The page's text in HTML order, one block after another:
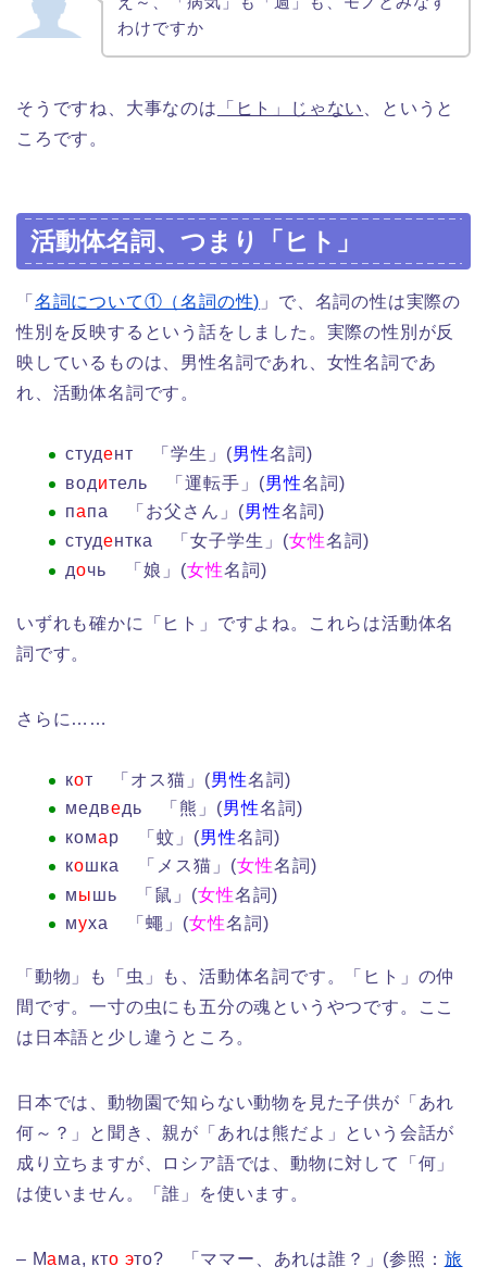
わけですか
そうですね、大事なのは 「ヒト」じゃない
、というと
ころです。
活動体名詞、つまり「ヒト」
「 名詞について①（名詞の性) 」で、名詞の性は実際の
性別を反映するという話をしました。実際の性別が反
映しているものは、男性名詞であれ、女性名詞であ
れ、活動体名詞です。
студент 「学生」(男性名詞)
водитель 「運転手」(男性名詞)
папа 「お父さん」(男性名詞)
студентка 「女子学生」(女性名詞)
дочь 「娘」(女性名詞)
いずれも確かに「ヒト」ですよね。これらは活動体名
詞です。
さらに……
кот 「オス猫」(男性名詞)
медведь 「熊」(男性名詞)
комар 「蚊」(男性名詞)
кошка 「メス猫」(女性名詞)
мышь 「鼠」(女性名詞)
муха 「蠅」(女性名詞)
「動物」も「虫」も、活動体名詞です。「ヒト」の仲
間です。一寸の虫にも五分の魂というやつです。ここ
は日本語と少し違うところ。
日本では、動物園で知らない動物を見た子供が「あれ
何～？」と聞き、親が「あれは熊だよ」という会話が
成り立ちますが、ロシア語では、動物に対して「何」
は使いません。「誰」を使います。
– Мама, кто это? 「ママー、あれは誰？」(参照： 旅